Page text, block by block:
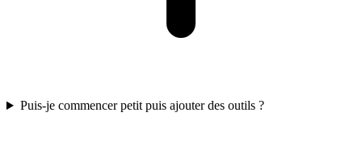
Puis-je commencer petit puis ajouter des outils ?